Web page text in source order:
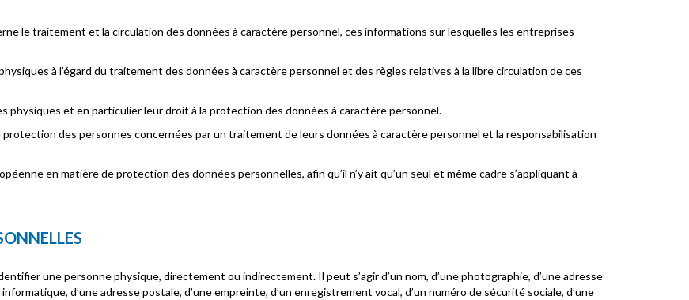
le traitement et la circulation des données à caractère personnel, ces informations sur lesquelles les entreprises
à l’égard du traitement des données à caractère personnel et des règles relatives à la libre circulation de ces
et en particulier leur droit à la protection des données à caractère personnel.
protection des personnes concernées par un traitement de leurs données à caractère personnel et la responsabilisation
en matière de protection des données personnelles, afin qu’il n’y ait qu’un seul et même cadre s’appliquant à
une personne physique, directement ou indirectement. Il peut s’agir d’un nom, d’une photographie, d’une adresse
d’une adresse postale, d’une empreinte, d’un enregistrement vocal, d’un numéro de sécurité sociale, d’une